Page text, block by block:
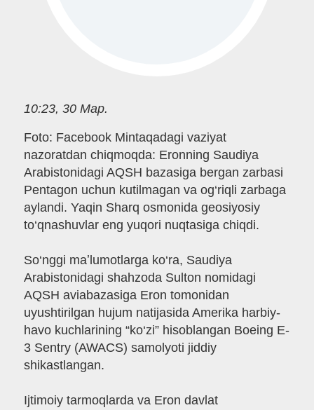
10:23, 30 Мар.
Foto: Facebook Mintaqadagi vaziyat
nazoratdan chiqmoqda: Eronning Saudiya
Arabistonidagi AQSH bazasiga bergan zarbasi
Pentagon uchun kutilmagan va og‘riqli zarbaga
aylandi. Yaqin Sharq osmonida geosiyosiy
to‘qnashuvlar eng yuqori nuqtasiga chiqdi.
So‘nggi maʼlumotlarga ko‘ra, Saudiya
Arabistonidagi shahzoda Sulton nomidagi
AQSH aviabazasiga Eron tomonidan
uyushtirilgan hujum natijasida Amerika harbiy-
havo kuchlarining “ko‘zi” hisoblangan Boeing E-
3 Sentry (AWACS) samolyoti jiddiy
shikastlangan.
Ijtimoiy tarmoqlarda va Eron davlat